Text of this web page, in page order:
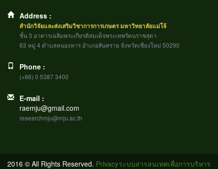
Address :
สำนักวิจัยและส่งเสริมวิชาการการเกษตร มหาวิทยาลัยแม่โจ้
ชั้น 3 อาคารเฉลิมพระเกียรติสมเด็จพระเทพรัตนราชสุดา
63 หมู่ 4 ตำบลหนองหาร อำเภอสันทราย จังหวัดเชียงใหม่ 50290
Phone :
(+66) 0 5387 3400
E-mail :
raemju@gmail.com
researchmju@mju.ac.th
ระบบสารสนเทศเพื่อการบริหาร
2016 © All Rights Reserved. Privacy